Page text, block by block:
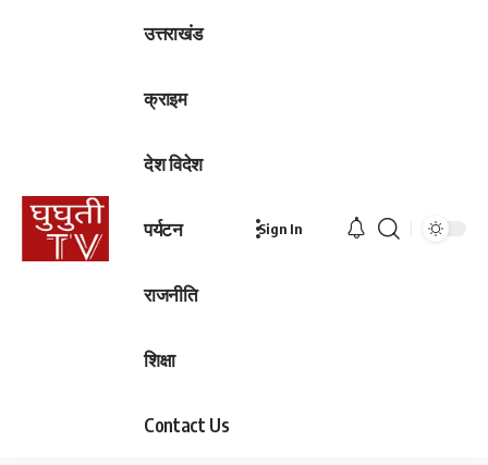
उत्तराखंड
क्राइम
देश विदेश
पर्यटन
राजनीति
शिक्षा
Contact Us
Sign In